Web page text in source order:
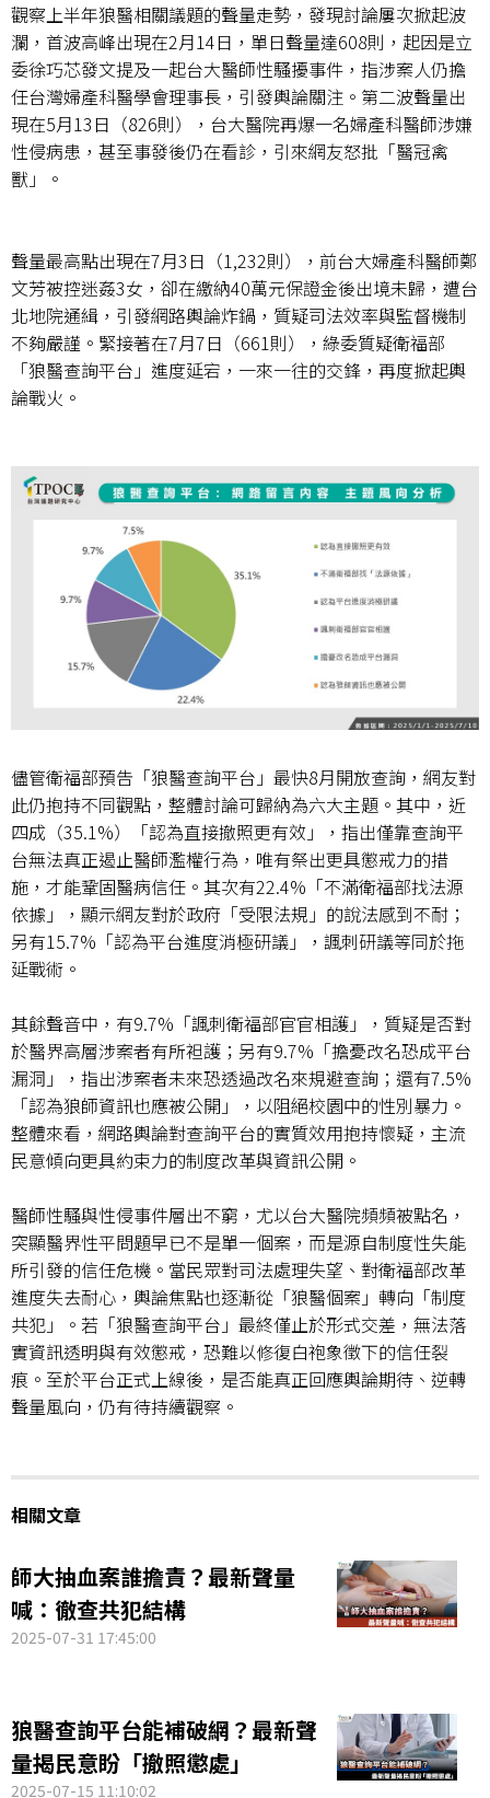
觀察上半年狼醫相關議題的聲量走勢，發現討論屢次掀起波
瀾，首波高峰出現在2月14日，單日聲量達608則，起因是立
委徐巧芯發文提及一起台大醫師性騷擾事件，指涉案人仍擔
任台灣婦產科醫學會理事長，引發輿論關注。第二波聲量出
現在5月13日（826則），台大醫院再爆一名婦產科醫師涉嫌
性侵病患，甚至事發後仍在看診，引來網友怒批「醫冠禽
獸」。
聲量最高點出現在7月3日（1,232則），前台大婦產科醫師鄭
文芳被控迷姦3女，卻在繳納40萬元保證金後出境未歸，遭台
北地院通緝，引發網路輿論炸鍋，質疑司法效率與監督機制
不夠嚴謹。緊接著在7月7日（661則），綠委質疑衛福部
「狼醫查詢平台」進度延宕，一來一往的交鋒，再度掀起輿
論戰火。
儘管衛福部預告「狼醫查詢平台」最快8月開放查詢，網友對
此仍抱持不同觀點，整體討論可歸納為六大主題。其中，近
四成（35.1%）「認為直接撤照更有效」，指出僅靠查詢平
台無法真正遏止醫師濫權行為，唯有祭出更具懲戒力的措
施，才能鞏固醫病信任。其次有22.4% 「不滿衛福部找法源
依據」，顯示網友對於政府「受限法規」的說法感到不耐；
另有15.7% 「認為平台進度消極研議」，諷刺研議等同於拖
延戰術。
其餘聲音中，有9.7% 「諷刺衛福部官官相護」，質疑是否對
於醫界高層涉案者有所袒護；另有9.7% 「擔憂改名恐成平台
漏洞」，指出涉案者未來恐透過改名來規避查詢；還有7.5%
「認為狼師資訊也應被公開」，以阻絕校園中的性別暴力。
整體來看，網路輿論對查詢平台的實質效用抱持懷疑，主流
民意傾向更具約束力的制度改革與資訊公開。
醫師性騷與性侵事件層出不窮，尤以台大醫院頻頻被點名，
突顯醫界性平問題早已不是單一個案，而是源自制度性失能
所引發的信任危機。當民眾對司法處理失望、對衛福部改革
進度失去耐心，輿論焦點也逐漸從「狼醫個案」轉向「制度
共犯」。若「狼醫查詢平台」最終僅止於形式交差，無法落
實資訊透明與有效懲戒，恐難以修復白袍象徵下的信任裂
痕。至於平台正式上線後，是否能真正回應輿論期待、逆轉
聲量風向，仍有待持續觀察。
相關文章
師大抽血案誰擔責？最新聲量
喊：徹查共犯結構
2025-07-31 17:45:00
狼醫查詢平台能補破網？最新聲
量揭民意盼「撤照懲處」
2025-07-15 11:10:02